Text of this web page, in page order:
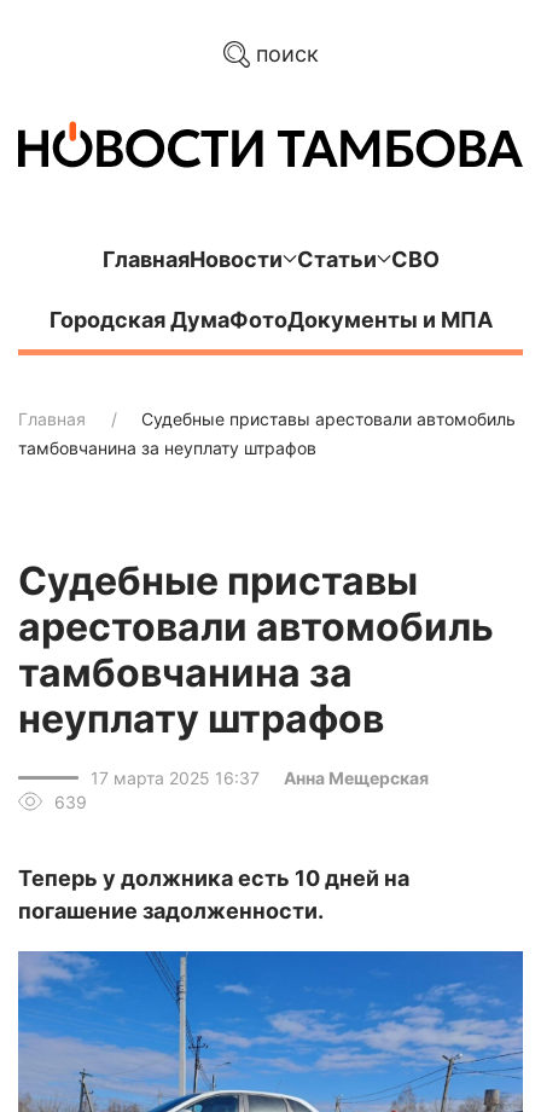
поиск
ГлавнаяНовости Статьи СВО
Городская ДумаФотоДокументы и МПА
Главная
Судебные приставы арестовали автомобиль
тамбовчанина за неуплату штрафов
Судебные приставы
арестовали автомобиль
тамбовчанина за
неуплату штрафов
17 марта 2025 16:37
Анна Мещерская
639
Теперь у должника есть 10 дней на
погашение задолженности.